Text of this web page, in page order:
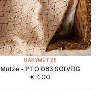
BABYMÜTZE
Mütze - PTO 083 SOLVEIG
€ 4.00